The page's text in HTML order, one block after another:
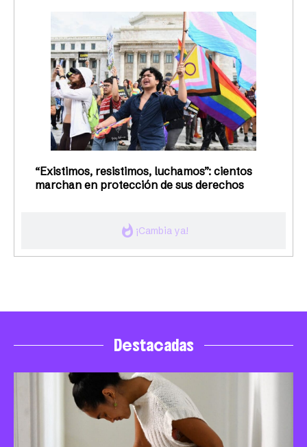
whatshot ¡Cambia ya!
“Existimos, resistimos, luchamos”: cientos
marchan en protección de sus derechos
Destacadas